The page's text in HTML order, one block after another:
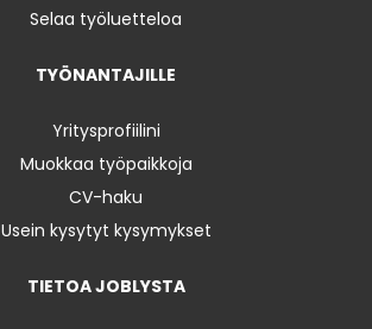
Selaa työluetteloa
TYÖNANTAJILLE
Yritysprofiilini
Muokkaa työpaikkoja
CV-haku
Usein kysytyt kysymykset
TIETOA JOBLYSTA